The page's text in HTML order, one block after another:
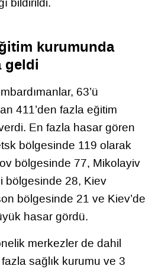
kurumunda
geldi
63’ü
411’den fazla eğitim
En fazla hasar gören
bölgesinde 119 olarak
bölgesinde 77, Mikolayiv
bölgesinde 28, Kiev
bölgesinde 21 ve Kiev’de
hasar gördü.
merkezler de dahil
sağlık kurumu ve 3